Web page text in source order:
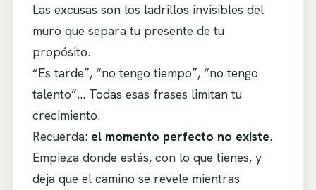
Las excusas son los ladrillos invisibles del
muro que separa tu presente de tu
propósito.
“Es tarde”, “no tengo tiempo”, “no tengo
talento”… Todas esas frases limitan tu
crecimiento.
Recuerda: el momento perfecto no existe.
Empieza donde estás, con lo que tienes, y
deja que el camino se revele mientras